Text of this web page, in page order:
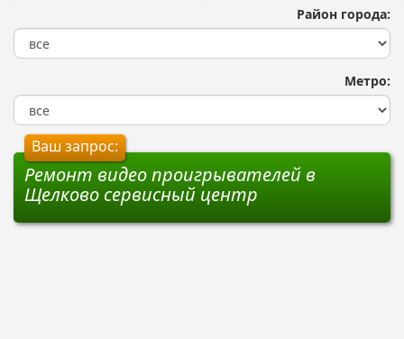
Район города:
Метро:
Ваш запрос:
Ремонт видео проигрывателей в
Щелково сервисный центр